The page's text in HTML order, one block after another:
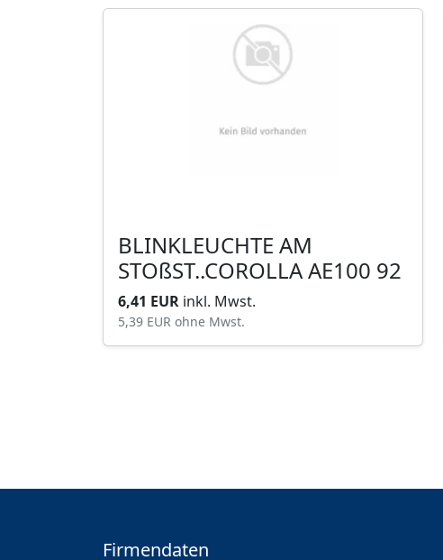
BLINKLEUCHTE AM
STOßST..COROLLA AE100 92
6,41 EUR inkl. Mwst.
5,39 EUR ohne Mwst.
Firmendaten